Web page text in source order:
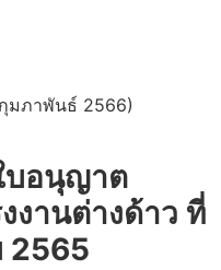
มภาพันธ์ 2566)
บอนุญาต
งานต่างด้าว ที่
2565